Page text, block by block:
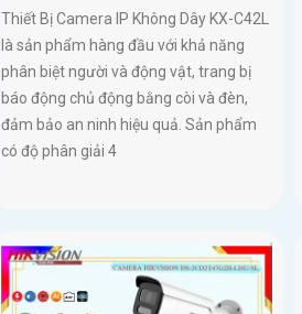
Thiết Bị Camera IP Không Dây KX-C42L
là sản phẩm hàng đầu với khả năng
phân biệt người và động vật, trang bị
báo động chủ động bằng còi và đèn,
đảm bảo an ninh hiệu quả. Sản phẩm
có độ phân giải 4